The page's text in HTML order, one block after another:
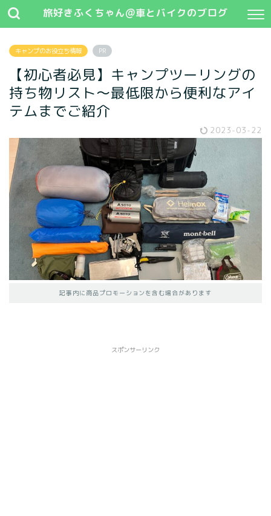
旅好きふくちゃん@車とバイクのブログ
キャンプのお役立ち情報 PR
【初心者必見】キャンプツーリングの
持ち物リスト〜最低限から便利なアイ
テムまでご紹介
2023-03-22
記事内に商品プロモーションを含む場合があります
スポンサーリンク